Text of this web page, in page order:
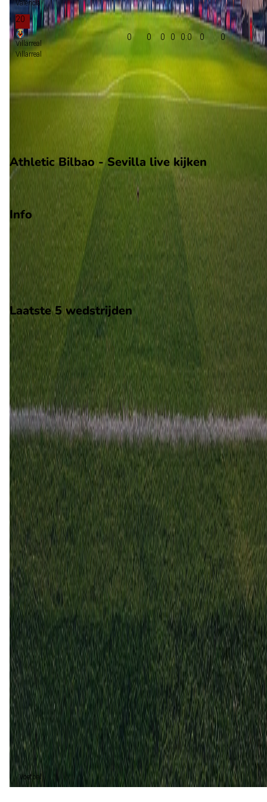
Valencia
20
Villarreal
Villarreal
0 0 0 0 0:0 0 0
Groepsfase Champions League
Groepsfase Europa League
Athletic Bilbao - Sevilla live kijken
Info
Op 22 augustus 2026 gaat Athletic Bilbao de strijd aan met
Sevilla. De wedstrijd wordt afgetrapt om 15:00 en wordt
gespeeld in de LaLiga.
Stadion: San Mames
Scheidsrechter: Onbekend
Laatste 5 wedstrijden
H2H
Athletic Bilbao
Sevilla
24 jan 2026
Sevilla
Athletic Bilbao
21
17 aug 2025
Athletic Bilbao
Sevilla
3 2
16 mrt2025
Sevilla
Athletic Bilbao
0
1
29 sep 2024
Athletic Bilbao
Sevilla
1 1
19 mei 2024
Athletic Bilbao
Sevilla
2 0
Athletic Bilbao (3)
60%
Gelijk (1) 20%
Sevilla (1)20%
Voetbal